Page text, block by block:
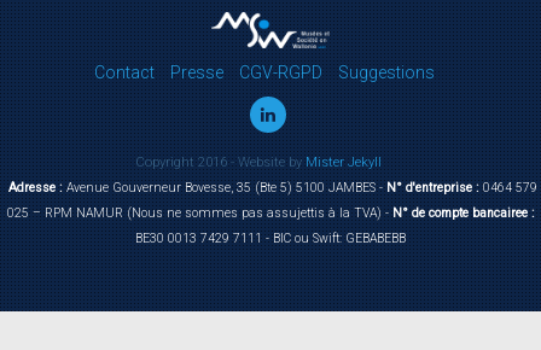
Contact Presse CGV-RGPD Suggestions
Copyright 2016 - Website byMister Jekyll
Adresse :Avenue Gouverneur Bovesse, 35 (Bte 5) 5100 JAMBES -N° d'entreprise :0464 579
025 – RPM NAMUR (Nous ne sommes pas assujettis à la TVA) -N° de compte bancairee :
BE30 0013 7429 7111 - BIC ou Swift: GEBABEBB